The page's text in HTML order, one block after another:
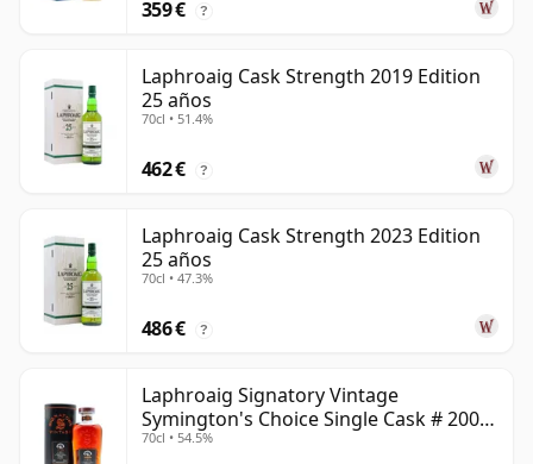
359 € ?
Laphroaig Cask Strength 2019 Edition
25 años
70cl • 51.4%
462 € ?
Laphroaig Cask Strength 2023 Edition
25 años
70cl • 47.3%
486 € ?
Laphroaig Signatory Vintage
Symington's Choice Single Cask # 2000
25 años
70cl • 54.5%